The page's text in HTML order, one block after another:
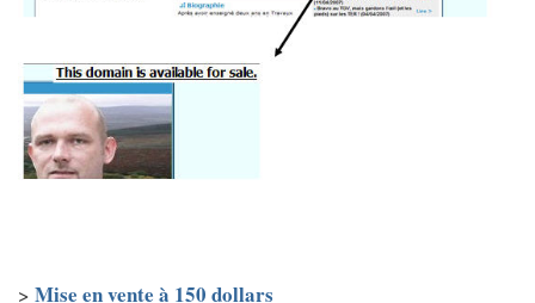
> Mise en vente à 150 dollars